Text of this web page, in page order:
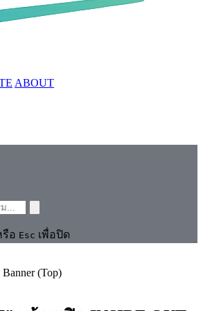
ABOUT
รือ Esc เพื่อปิด
(Top)